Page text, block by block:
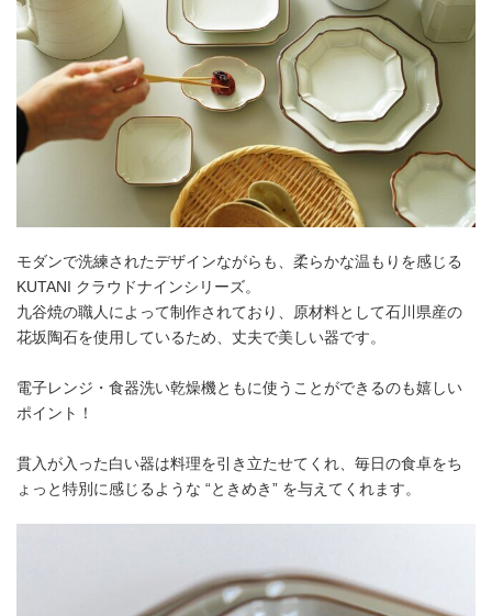
モダンで洗練されたデザインながらも、柔らかな温もりを感じる
KUTANI クラウドナインシリーズ。
九谷焼の職人によって制作されており、原材料として石川県産の
花坂陶石を使用しているため、丈夫で美しい器です。
電子レンジ・食器洗い乾燥機ともに使うことができるのも嬉しい
ポイント！
貫入が入った白い器は料理を引き立たせてくれ、毎日の食卓をち
ょっと特別に感じるような “ときめき” を与えてくれます。